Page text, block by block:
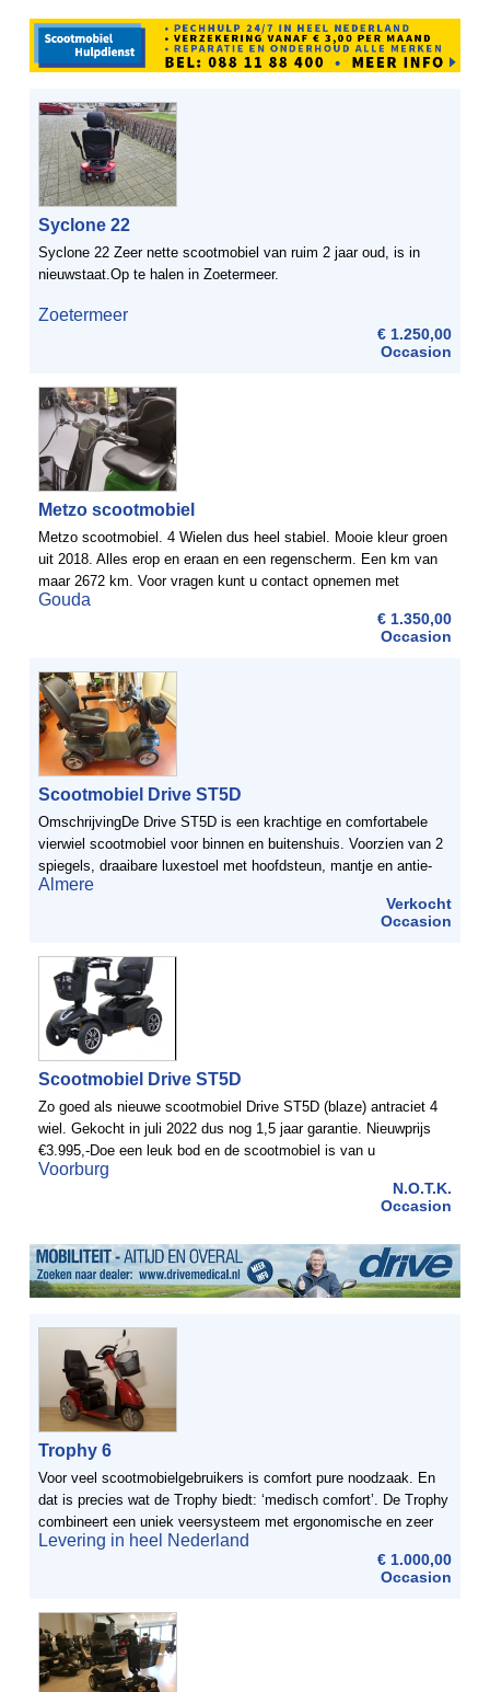
Syclone 22
Syclone 22 Zeer nette scootmobiel van ruim 2 jaar oud, is in
nieuwstaat.Op te halen in Zoetermeer.
Zoetermeer
€ 1.250,00
Occasion
Metzo scootmobiel
Metzo scootmobiel. 4 Wielen dus heel stabiel. Mooie kleur groen
uit 2018. Alles erop en eraan en een regenscherm. Een km van
maar 2672 km. Voor vragen kunt u contact opnemen met
mevrouw Holboom 0613803161
Gouda
€ 1.350,00
Occasion
Scootmobiel Drive ST5D
OmschrijvingDe Drive ST5D is een krachtige en comfortabele
vierwiel scootmobiel voor binnen en buitenshuis. Voorzien van 2
spiegels, draaibare luxestoel met hoofdsteun, mantje en antie-
slip mat. De scootmobiel is uitgevoerd met grote ...
Almere
Verkocht
Occasion
Scootmobiel Drive ST5D
Zo goed als nieuwe scootmobiel Drive ST5D (blaze) antraciet 4
wiel. Gekocht in juli 2022 dus nog 1,5 jaar garantie. Nieuwprijs
€3.995,-Doe een leuk bod en de scootmobiel is van u
Voorburg
N.O.T.K.
Occasion
Trophy 6
Voor veel scootmobielgebruikers is comfort pure noodzaak. En
dat is precies wat de Trophy biedt: ‘medisch comfort’. De Trophy
combineert een uniek veersysteem met ergonomische en zeer
lichte bediening. Door de uitgebreide ...
Levering in heel Nederland
€ 1.000,00
Occasion